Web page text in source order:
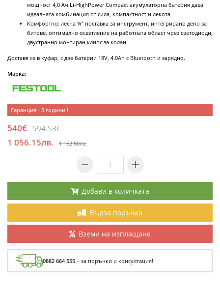
мощност 4,0 Ач Li-HighPower Compact акумулаторна батерия дава
идеалната комбинация от сила, компактност и лекота
Комфортно: лесна ¼“ поставка за инструмент, интегрирано депо за
битове, оптимално осветление на работната област чрез светодиоди,
двустранно монтиран клипс за колан
Доставя се в куфар, с две батерии 18V, 4.0Ah с Bluetooth и зарядно.
Марка:
Гаранция - 3 години !
540€ 594.53€
1 056.15лв. 1 162.80лв.
Добави в количката
Бърза поръчка
Вземи на изплащане
0882 664 555 – за поръчки и консултация!